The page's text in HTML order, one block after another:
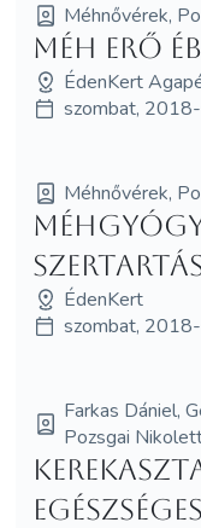
Méhnővérek,
Méh Erő
ÉdenKert
szombat,
Méhnővérek,
szertartás
ÉdenKert
szombat,
Farkas Dániel,
Pozsgai